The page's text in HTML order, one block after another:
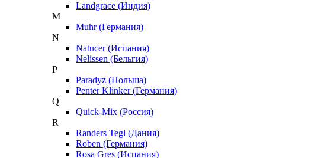
Landgrace (Индия)
M
Muhr (Германия)
N
Natucer (Испания)
Nelissen (Бельгия)
P
Paradyz (Польша)
Penter Klinker (Германия)
Q
Quick-Mix (Россия)
R
Randers Tegl (Дания)
Roben (Германия)
Rosa Gres (Испания)